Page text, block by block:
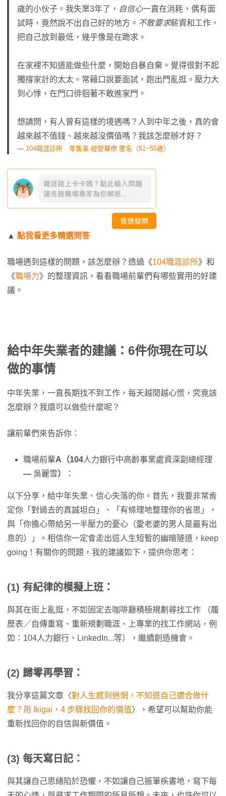
歲的小伙子。我失業3年了， 自信心一直在消耗，偶有面
試時，竟然說不出自己好的地方。 不敢要求薪資和工作，
把自己放到最低，幾乎像是在跪求。
在家裡不知道能做些什麼，開始自暴自棄。覺得很對不起
獨撐家計的太太。常藉口說要面試，跑出門亂逛。壓力大
到心悸，在門口徘徊著不敢進家門。
想請問，有人曾有這樣的境遇嗎？人到中年之後，真的會
越來越不值錢、越來越沒價值嗎？我該怎麼辦才好？
— 104職涯診所 零售業 經營幕僚 匿名（51~55歲）
▲ 點我看更多精選問答
職場遇到這樣的問題，該怎麼辦？透過《104職涯診所》和
《職場力》的整理資訊，看看職場前輩們有哪些實用的好建
議。
給中年失業者的建議： 6件你現在可以
做的事情
中年失業，一直長期找不到工作，每天越閒越心慌，究竟該
怎麼辦？我還可以做些什麼呢？
讓前輩們來告訴你：
職場前輩A（104人力銀行中高齡事業處資深副總經理
— 吳麗雪） ：
以下分享，給中年失業、信心失落的你。首先，我要非常肯
定你「對過去的真誠坦白」、「有條理地整理你的省思」，
與「你擔心帶給另一半壓力的憂心（愛老婆的男人是最有出
息的）」。相信你一定會走出這人生短暫的幽暗隧道，keep
going！有關你的問題，我的建議如下，提供你思考：
(1) 有紀律的模擬上班：
與其在街上亂逛，不如固定去咖啡廳積極規劃尋找工作 （履
歷表／自傳重寫、重新規劃職涯、上專業的找工作網站，例
如：104人力銀行、LinkedIn...等），繼續創造機會。
(2) 歸零再學習：
我分享這篇文章〈對人生感到迷惘，不知道自己適合做什
麼？用 Ikigai，4 步驟找回你的價值〉，希望可以幫助你能
重新找回你的自信與新價值。
(3) 每天寫日記：
與其讓自己思緒陷於恐懼，不如讓自己振筆疾書地，寫下每